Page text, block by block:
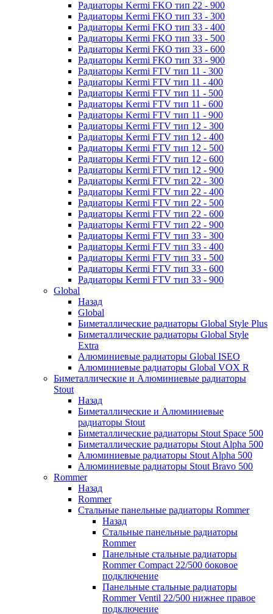
Радиаторы Kermi FKO тип 22 - 900
Радиаторы Kermi FKO тип 33 - 300
Радиаторы Kermi FKO тип 33 - 400
Радиаторы Kermi FKO тип 33 - 500
Радиаторы Kermi FKO тип 33 - 600
Радиаторы Kermi FKO тип 33 - 900
Радиаторы Kermi FTV тип 11 - 300
Радиаторы Kermi FTV тип 11 - 400
Радиаторы Kermi FTV тип 11 - 500
Радиаторы Kermi FTV тип 11 - 600
Радиаторы Kermi FTV тип 11 - 900
Радиаторы Kermi FTV тип 12 - 300
Радиаторы Kermi FTV тип 12 - 400
Радиаторы Kermi FTV тип 12 - 500
Радиаторы Kermi FTV тип 12 - 600
Радиаторы Kermi FTV тип 12 - 900
Радиаторы Kermi FTV тип 22 - 300
Радиаторы Kermi FTV тип 22 - 400
Радиаторы Kermi FTV тип 22 - 500
Радиаторы Kermi FTV тип 22 - 600
Радиаторы Kermi FTV тип 22 - 900
Радиаторы Kermi FTV тип 33 - 300
Радиаторы Kermi FTV тип 33 - 400
Радиаторы Kermi FTV тип 33 - 500
Радиаторы Kermi FTV тип 33 - 600
Радиаторы Kermi FTV тип 33 - 900
Global
Назад
Global
Биметаллические радиаторы Global Style Plus
Биметаллические радиаторы Global Style
Extra
Алюминиевые радиаторы Global ISEO
Алюминиевые радиаторы Global VOX R
Биметаллические и Алюминиевые радиаторы
Stout
Назад
Биметаллические и Алюминиевые
радиаторы Stout
Биметаллические радиаторы Stout Space 500
Биметаллические радиаторы Stout Alpha 500
Алюминиевые радиаторы Stout Alpha 500
Алюминиевые радиаторы Stout Bravo 500
Rommer
Назад
Rommer
Стальные панельные радиаторы Rommer
Назад
Стальные панельные радиаторы
Rommer
Панельные стальные радиаторы
Rommer Compact 22/500 боковое
подключение
Панельные стальные радиаторы
Rommer Ventil 22/500 нижнее правое
подключение